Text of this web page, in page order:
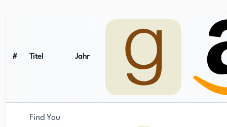
# Titel Jahr
Find You